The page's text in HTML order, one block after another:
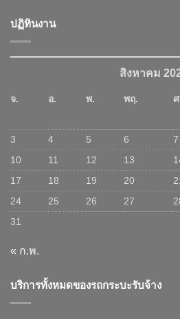
ปฏิทินงาน
สิงหาคม
จ. อ. พ. พฤ.
3
4 5 6 7
10
11 12 13
17
18 19 20
24
25 26 27
31
« ก.พ.
บริการทั้งหมดของรถกระบะรับจ้าง